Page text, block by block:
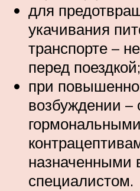
для
укачивания
транспорте –
перед поездкой;
при
возбуждении –
гормональными
назначенными
специалистом.